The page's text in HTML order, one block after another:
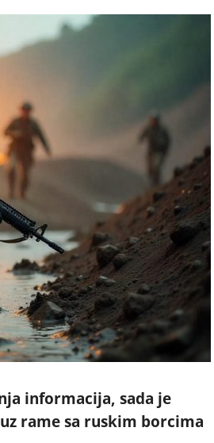
informacija, sada je
rame sa ruskim borcima